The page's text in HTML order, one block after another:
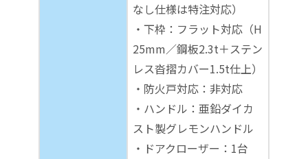
なし仕様は特注対応）
・下枠：フラット対応（H
25mm／鋼板2.3t＋ステン
レス沓摺カバー1.5t仕上）
・防火戸対応：非対応
・ハンドル：亜鉛ダイカ
スト製グレモンハンドル
・ドアクローザー：1台